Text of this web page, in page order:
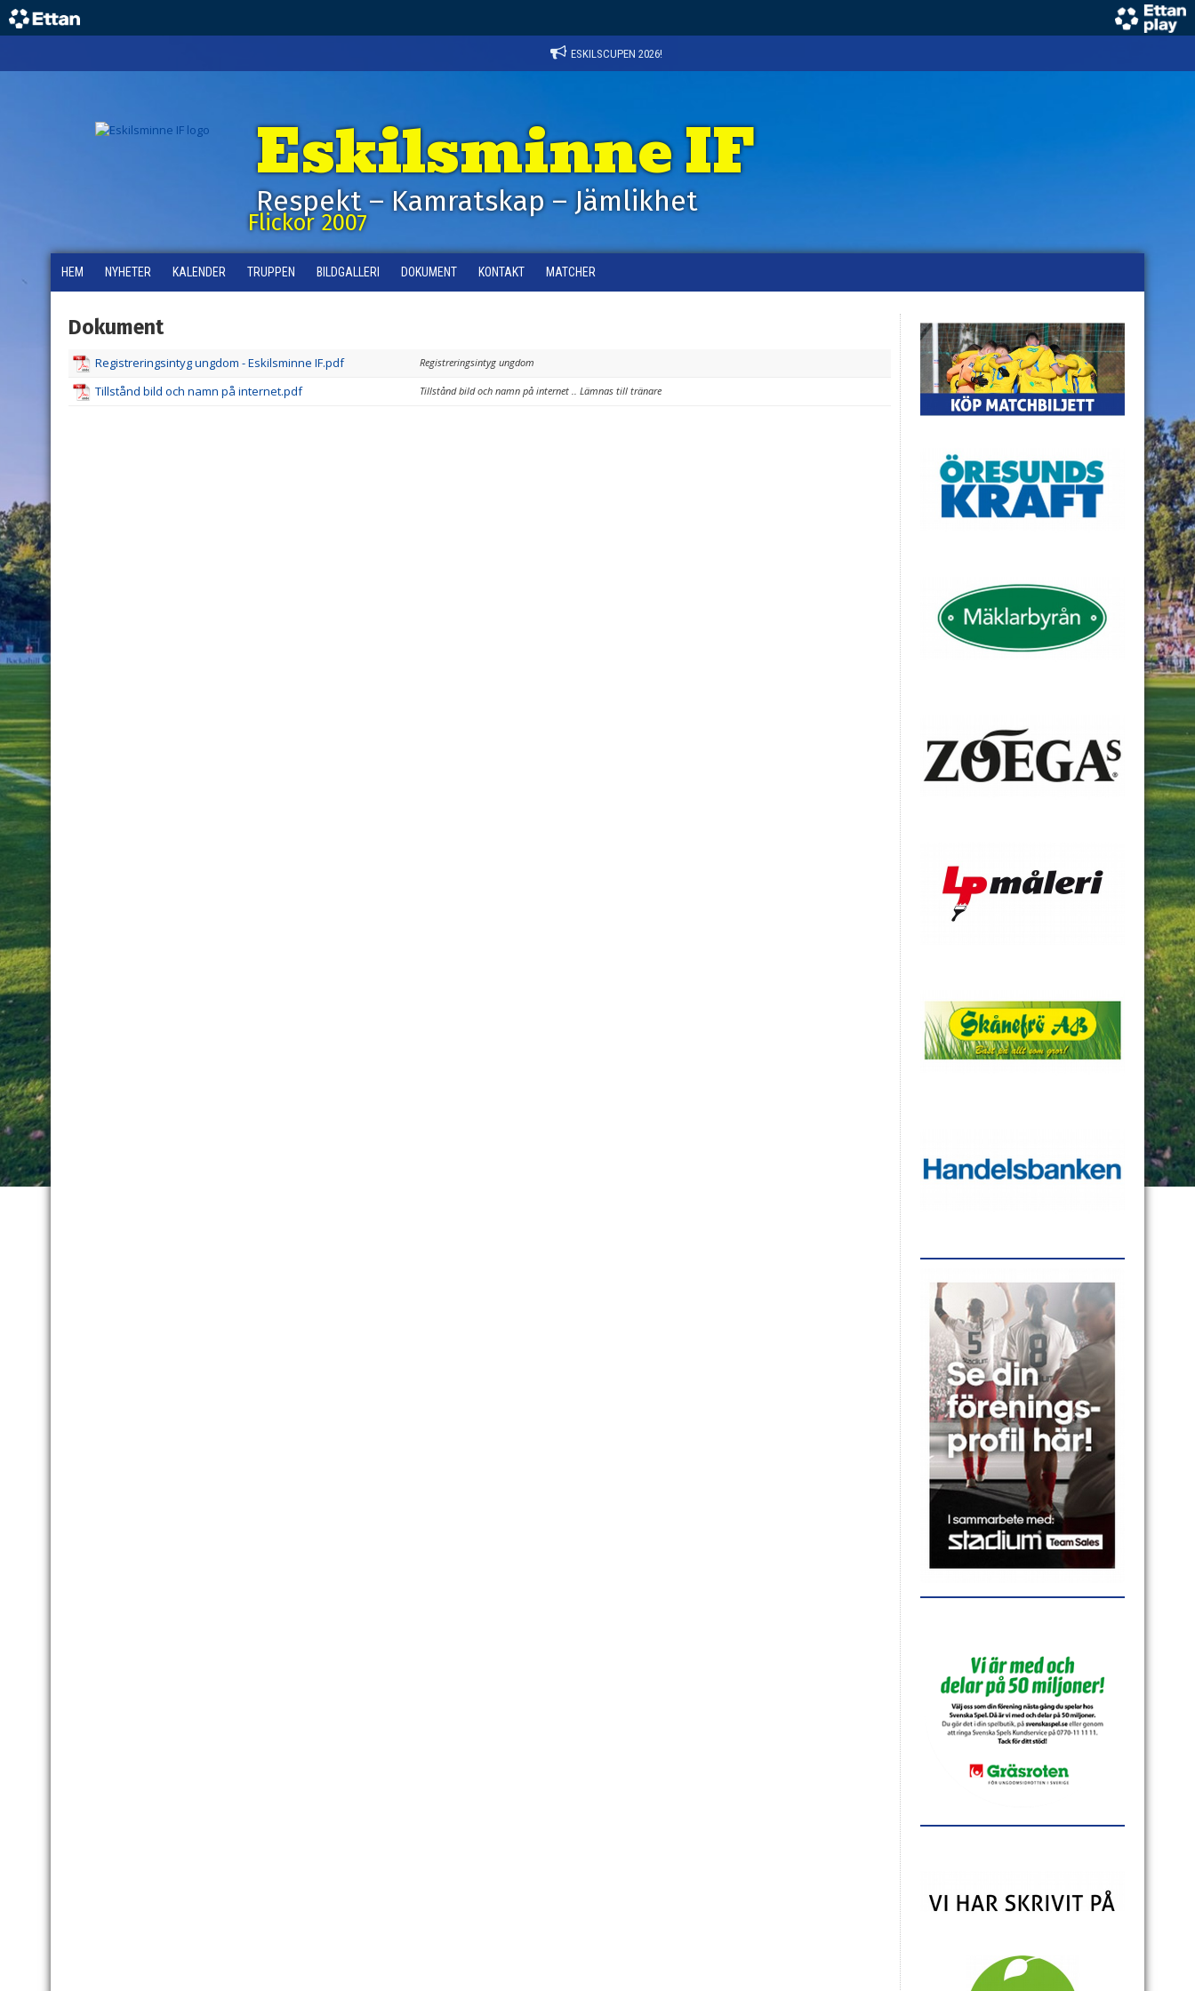
ESKILSCUPEN 2026!
Eskilsminne IF
Respekt – Kamratskap – Jämlikhet
Flickor 2007
HEM NYHETER KALENDER TRUPPEN BILDGALLERI DOKUMENT KONTAKT MATCHER
Dokument
Registreringsintyg ungdom - Eskilsminne IF.pdf Registreringsintyg ungdom
Tillstånd bild och namn på internet.pdf Tillstånd bild och namn på internet .. Lämnas till tränare